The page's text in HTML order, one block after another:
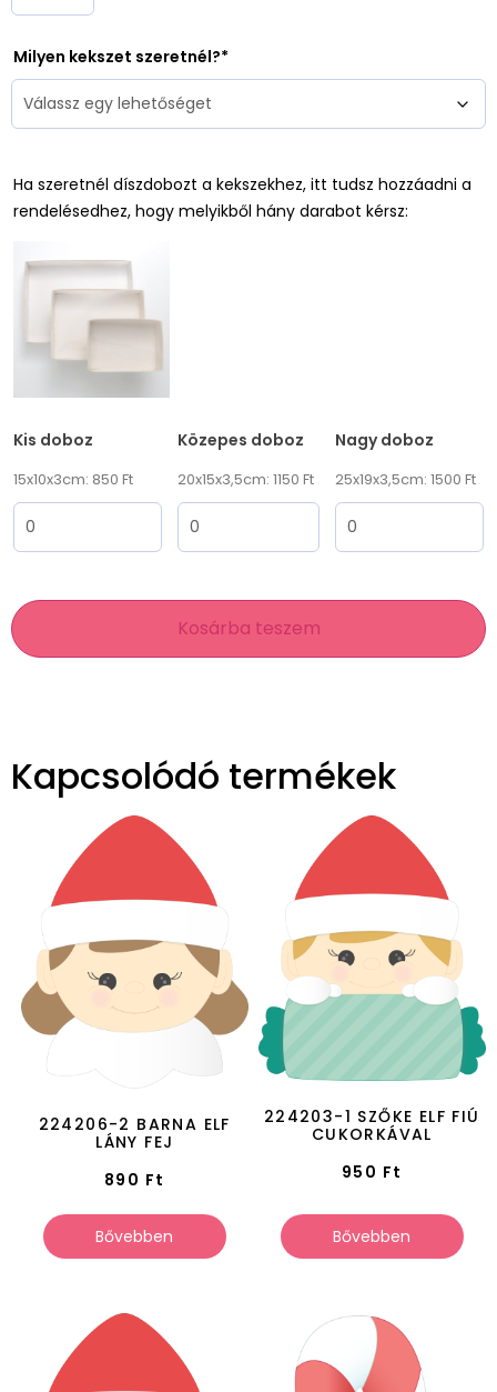
Milyen kekszet szeretnél?
Ha szeretnél díszdobozt a kekszekhez, itt tudsz hozzáadni a
rendelésedhez, hogy melyikből hány darabot kérsz:
Kis doboz
15x10x3cm: 850 Ft
Közepes doboz
20x15x3,5cm: 1150 Ft
Nagy doboz
25x19x3,5cm: 1500 Ft
Kosárba teszem
Kapcsolódó termékek
224206-2 BARNA ELF
LÁNY FEJ
890 Ft
Bővebben
224203-1 SZŐKE ELF FIÚ
CUKORKÁVAL
950 Ft
Bővebben